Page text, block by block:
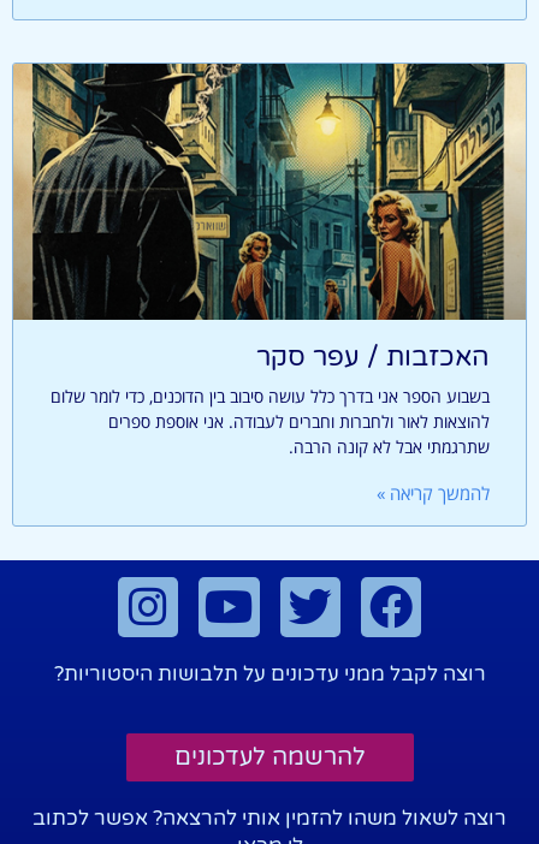
האכזבות / עפר סקר
בשבוע הספר אני בדרך כלל עושה סיבוב בין הדוכנים, כדי לומר שלום
להוצאות לאור ולחברות וחברים לעבודה. אני אוספת ספרים
שתרגמתי אבל לא קונה הרבה.
להמשך קריאה »
רוצה לקבל ממני עדכונים על תלבושות היסטוריות?
להרשמה לעדכונים
רוצה לשאול משהו להזמין אותי להרצאה? אפשר לכתוב